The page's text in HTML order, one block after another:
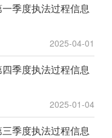
季度执法过程信息
2025-04-01
季度执法过程信息
2025-01-04
季度执法过程信息